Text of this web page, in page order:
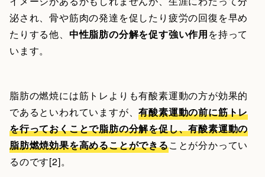
泌され、骨や筋肉の発達を促したり疲労の回復を早め
たりする他、 中性脂肪の分解を促す強い作用を持って
います。
脂肪の燃焼には筋トレよりも有酸素運動の方が効果的
であるといわれていますが、有酸素運動の前に筋トレ
を行っておくことで脂肪の分解を促し、有酸素運動の
脂肪燃焼効果を高めることができることが分かってい
るのです[2]。